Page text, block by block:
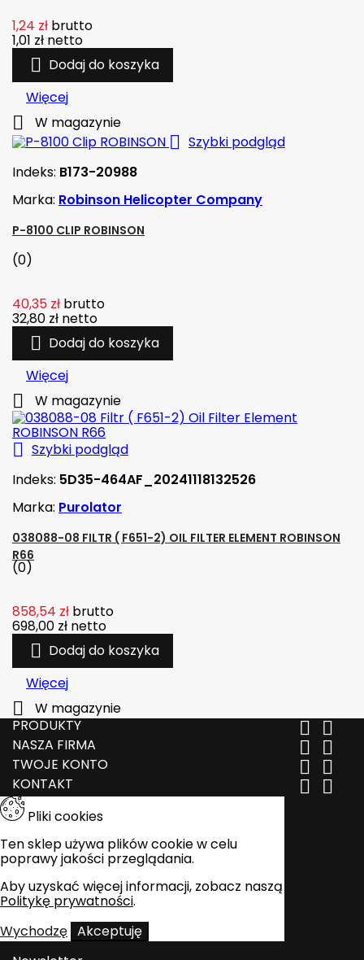
1,24 zł brutto
1,01 zł netto
 Dodaj do koszyka
Więcej
 W magazynie
 Szybki podgląd
Indeks: B173-20988
Marka: Robinson Helicopter Company
P-8100 CLIP ROBINSON
(0)
40,35 zł brutto
32,80 zł netto
 Dodaj do koszyka
Więcej
 W magazynie
 Szybki podgląd
Indeks: 5D35-464AF_20241118132526
Marka: Purolator
038088-08 FILTR ( F651-2) OIL FILTER ELEMENT ROBINSON
R66
(0)
858,54 zł brutto
698,00 zł netto
 Dodaj do koszyka
Więcej

W magazynie
PRODUKTY
 
NASZA FIRMA  
TWOJE KONTO  
KONTAKT  
Pliki cookies
Ten sklep używa plików cookie w celu
poprawy jakości przeglądania.
Aby uzyskać więcej informacji, zobacz naszą
Politykę prywatności.
Wychodzę Akceptuję